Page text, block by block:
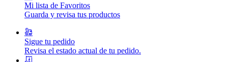
Mi lista de Favoritos
Guarda y revisa tus productos
Sigue tu pedido
Revisa el estado actual de tu pedido.